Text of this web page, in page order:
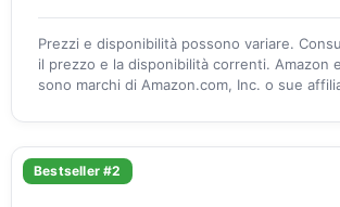
Prezzi e disponibilità possono variare.
il prezzo e la disponibilità correnti. Amazon
sono marchi di Amazon.com, Inc. o sue
Bestseller #2